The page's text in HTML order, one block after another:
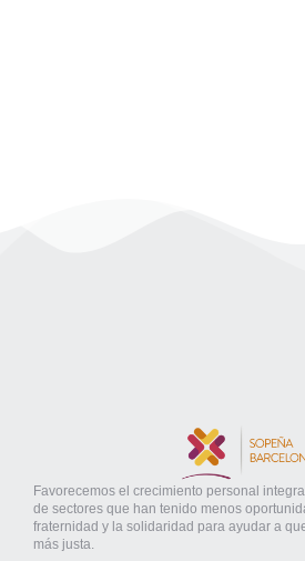
Favorecemos el crecimiento personal
de sectores que han tenido menos
fraternidad y la solidaridad para ayudar a
más justa.